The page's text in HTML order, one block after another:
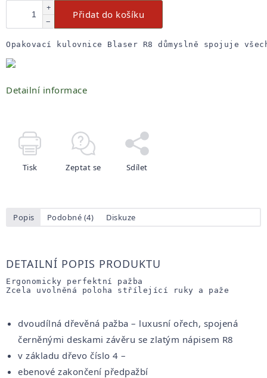
+
−
Přidat do košíku
Opakovací kulovnice Blaser R8 důmyslně spojuje
Detailní informace
Tisk Zeptat se Sdílet
Popis Podobné (4) Diskuze
DETAILNÍ POPIS PRODUKTU
Ergonomicky perfektní pažba
Zcela uvolněná poloha střílející ruky a paže
dvoudílná dřevěná pažba – luxusní ořech, spojená
černěnými deskami závěru se zlatým nápisem R8
v základu dřevo číslo 4 –
ebenové zakončení předpažbí